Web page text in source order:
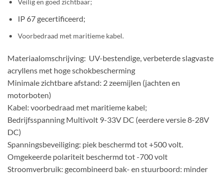
Veilig en goed zichtbaar;
IP 67 gecertificeerd;
Voorbedraad met maritieme kabel.
Materiaalomschrijving: UV-bestendige, verbeterde slagvaste
acryllens met hoge schokbescherming
Minimale zichtbare afstand: 2 zeemijlen (jachten en
motorboten)
Kabel: voorbedraad met maritieme kabel;
Bedrijfsspanning Multivolt 9-33V DC (eerdere versie 8-28V
DC)
Spanningsbeveiliging: piek beschermd tot +500 volt.
Omgekeerde polariteit beschermd tot -700 volt
Stroomverbruik: gecombineerd bak- en stuurboord: minder